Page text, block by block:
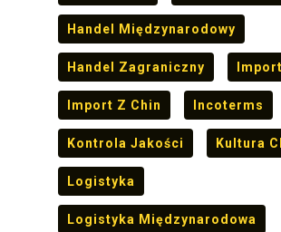
Handel Międzynarodowy
Handel Zagraniczny Import
Import Z Chin Incoterms
Kontrola Jakości Kultura
Logistyka
Logistyka Międzynarodowa